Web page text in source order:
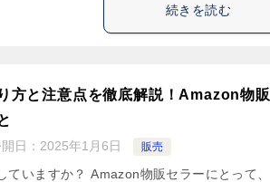
続きを読む
方と注意点を徹底解説！Amazon物
日： 2025年1月6日 販売
いますか？ Amazon物販セラーにとって、